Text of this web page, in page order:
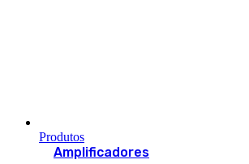
Produtos
Amplificadores